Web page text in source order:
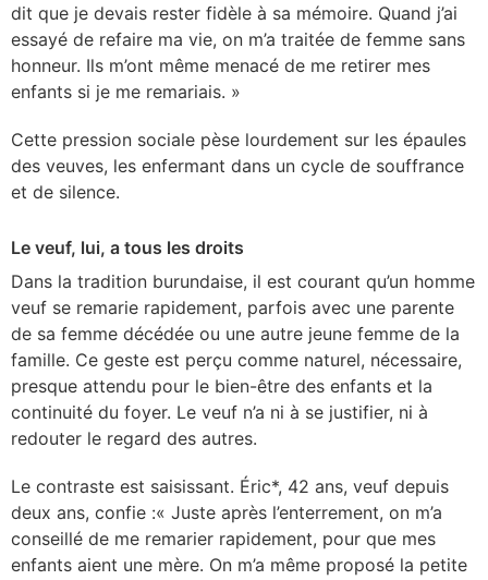
dit que je devais rester fidèle à sa mémoire. Quand j’ai
essayé de refaire ma vie, on m’a traitée de femme sans
honneur. Ils m’ont même menacé de me retirer mes
enfants si je me remariais. »
Cette pression sociale pèse lourdement sur les épaules
des veuves, les enfermant dans un cycle de souffrance
et de silence.
Le veuf, lui, a tous les droits
Dans la tradition burundaise, il est courant qu’un homme
veuf se remarie rapidement, parfois avec une parente
de sa femme décédée ou une autre jeune femme de la
famille. Ce geste est perçu comme naturel, nécessaire,
presque attendu pour le bien-être des enfants et la
continuité du foyer. Le veuf n’a ni à se justifier, ni à
redouter le regard des autres.
Le contraste est saisissant. Éric*, 42 ans, veuf depuis
deux ans, confie :« Juste après l’enterrement, on m’a
conseillé de me remarier rapidement, pour que mes
enfants aient une mère. On m’a même proposé la petite